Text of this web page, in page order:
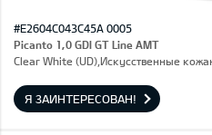
#E2604C043C45A 0005
Picanto 1,0 GDI GT Line AMT
Clear White (UD),Искусственные
Я ЗАИНТЕРЕСОВАН!